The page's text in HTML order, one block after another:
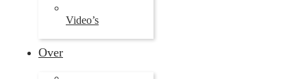
Video’s
Over